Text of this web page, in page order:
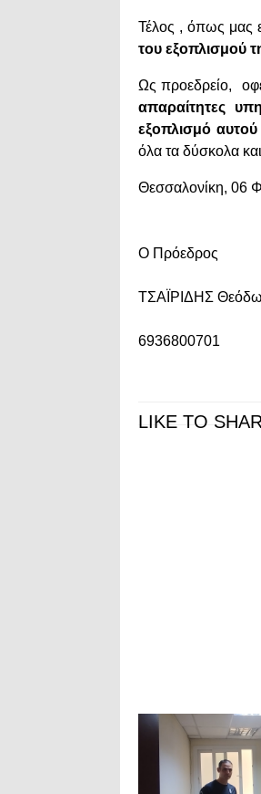
Τέλος , όπως μας
του εξοπλισμού
Ως προεδρείο,
απαραίτητες
εξοπλισμό
όλα τα δύσκολα
Θεσσαλονίκη, 06
Ο Πρόεδρος Ο
ΤΣΑΪΡΙΔΗΣ
6936800701
LIKE TO